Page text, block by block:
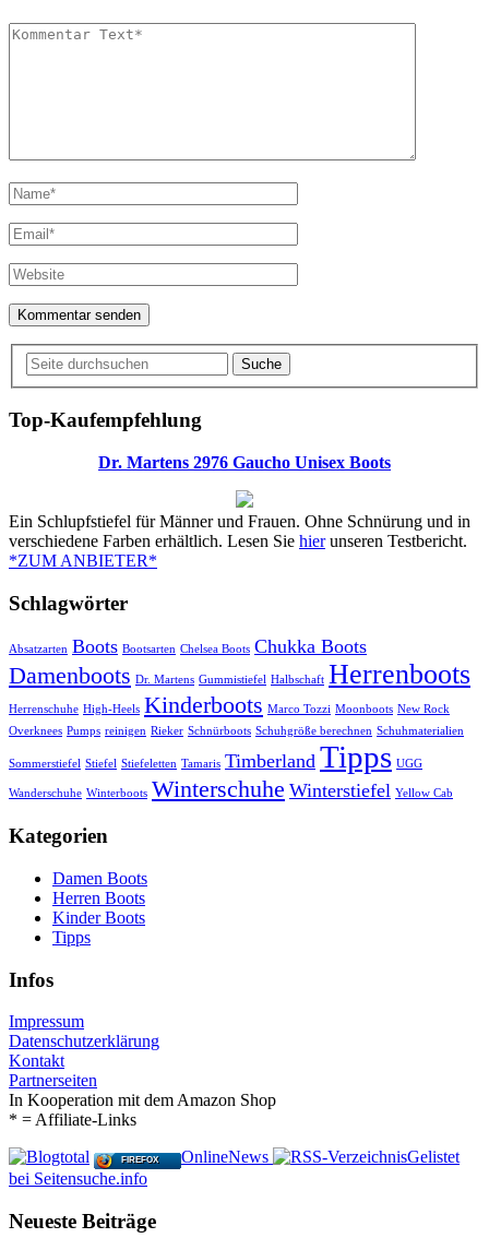
Suche
Top-Kaufempfehlung
Dr. Martens 2976 Gaucho Unisex Boots
Ein Schlupfstiefel für Männer und Frauen. Ohne Schnürung und in
verschiedene Farben erhältlich. Lesen Sie hierunseren Testbericht.
*ZUM ANBIETER*
Schlagwörter
Absatzarten Boots Bootsarten Chelsea Boots Chukka Boots
Damenboots Dr. Martens Gummistiefel Halbschaft Herrenboots
Herrenschuhe High-Heels Kinderboots Marco Tozzi Moonboots New Rock
Overknees Pumps reinigen Rieker Schnürboots Schuhgröße berechnen Schuhmaterialien
Sommerstiefel Stiefel Stiefeletten Tamaris Timberland Tipps UGG
Wanderschuhe Winterboots Winterschuhe Winterstiefel Yellow Cab
Kategorien
Damen Boots
Herren Boots
Kinder Boots
Tipps
Infos
Impressum
Datenschutzerklärung
Kontakt
Partnerseiten
In Kooperation mit dem Amazon Shop
* = Affiliate-Links
FIREFOX OnlineNews
Gelistet
bei Seitensuche.info
Neueste Beiträge